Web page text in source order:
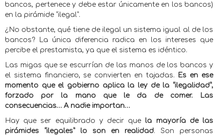
bancos, pertenece y debe estar únicamente en los bancos)
en la pirámide “ilegal”.
¿No obstante, qué tiene de ilegal un sistema igual al de los
bancos? La única diferencia radica en los intereses que
percibe el prestamista, ya que el sistema es idéntico.
Las migas que se escurrían de las manos de los bancos y
el sistema financiero, se convierten en tajadas.
Es en ese
momento que el gobierno aplica la ley de la “ilegalidad”,
forzado por la mano que le da de comer. Las
consecuencias… A nadie importan…
Hay que ser equilibrado y decir que la mayoría de las
pirámides “ilegales” lo son en realidad. Son personas